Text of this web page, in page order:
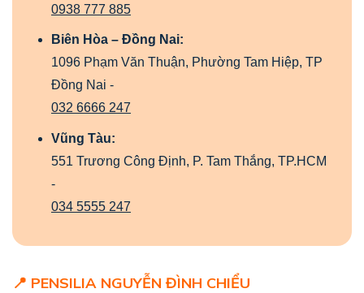
0938 777 885
Biên Hòa – Đồng Nai:
1096 Phạm Văn Thuận, Phường Tam Hiệp, TP
Đồng Nai -
032 6666 247
Vũng Tàu:
551 Trương Công Định, P. Tam Thắng, TP.HCM
-
034 5555 247
📍 PENSILIA NGUYỄN ĐÌNH CHIỂU